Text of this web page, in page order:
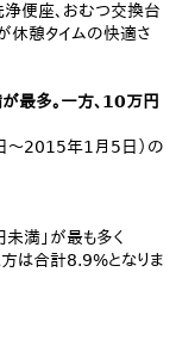
浄便座、おむつ交換台
休憩タイムの快適さ
最多。一方、10万円
～2015年1月5日）の
満」が最も多く
は合計8.9%となりま